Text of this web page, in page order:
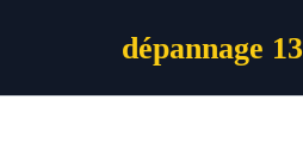
dépannage 13